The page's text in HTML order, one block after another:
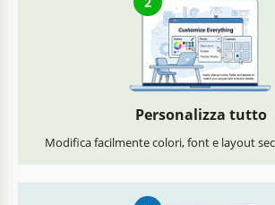
Personalizza tutto
Modifica facilmente colori, font e layout